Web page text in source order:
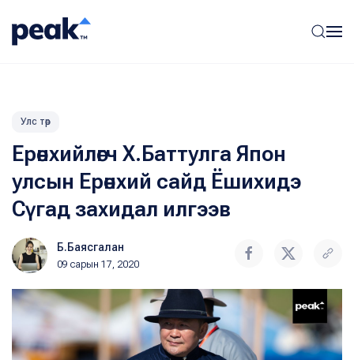
Улс төр
Ерөнхийлөгч Х.Баттулга Япон
улсын Ерөнхий сайд Ёшихидэ
Сүгад захидал илгээв
Б.Баясгалан
09 сарын 17, 2020